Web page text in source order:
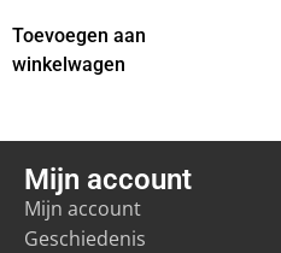
Toevoegen aan
winkelwagen
Mijn account
Mijn account
Geschiedenis